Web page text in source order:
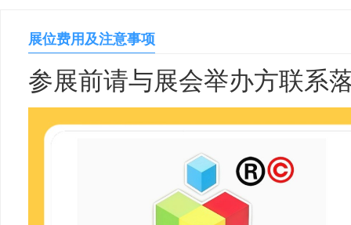
展位费用及注意事项
参展前请与展会举办方联系